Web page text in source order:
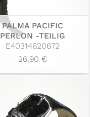
PALMA PACIFIC
PERLON -TEILIG
E40314620672
26,90 €